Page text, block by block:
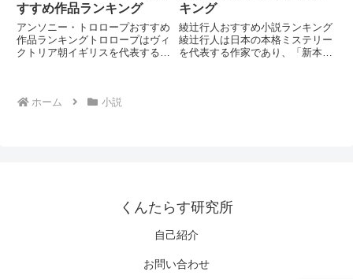
すすめ作品ランキング
アンソニー・トロロープおすすめ
作品ランキングトロロープはヴィ
クトリア朝イギリスを代表する小
ター年代記」などの連作で知られ
キング
綾辻行人おすすめ小説ランキング
綾辻行人は日本の本格ミステリー
を代表する作家であり、「新本格
ホーム 小説
くんたらす研究所
自己紹介
お問い合わせ